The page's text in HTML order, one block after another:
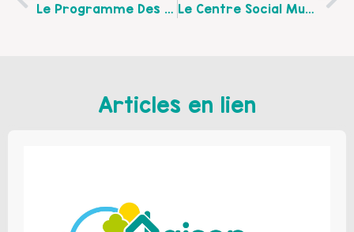
Le Programme Des Animations Familles Du Centre Social Centre À Saint Martin Boulogne. Le Centre Social Municipal À Boulogne Sur Mer Propose Les Ateliers "Babimusicos" Les Mardis 17 Et 24 Mai, Les 14 Et 21 Juin De 9h45 À 10h45.
Articles en lien